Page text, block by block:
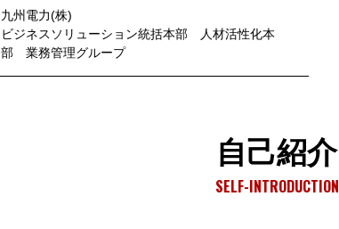
九州電力(株)
ビジネスソリューション統括本部 人材活性化本
部 業務管理グループ
自己紹介
SELF-INTRODUCTION